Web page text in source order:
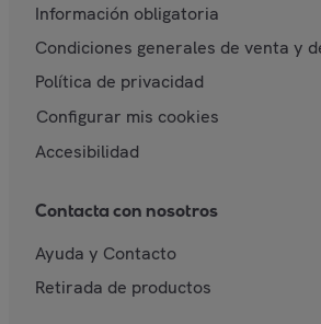
Información obligatoria
Condiciones generales de venta y
Política de privacidad
Configurar mis cookies
Accesibilidad
Contacta con nosotros
Ayuda y Contacto
Retirada de productos